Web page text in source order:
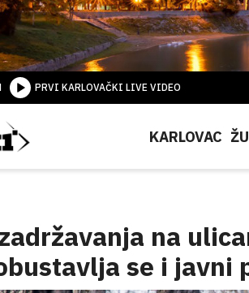
PRVI KARLOVAČKI LIVE VIDEO
KARLOVAC
na
se i javni